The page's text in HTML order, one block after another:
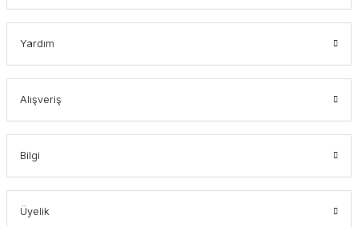
Yardım
Alışveriş
Bilgi
Üyelik